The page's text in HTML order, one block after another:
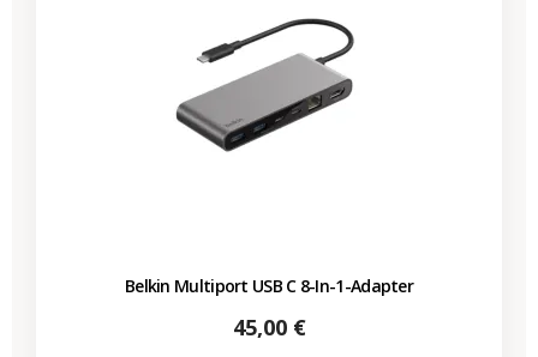
Belkin Multiport USB C 8-In-1-Adapter
Preis
45,00 €